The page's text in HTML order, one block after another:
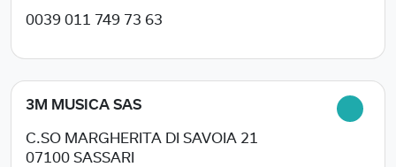
0039 011 749 73 63
3M MUSICA SAS
C.SO MARGHERITA DI SAVOIA 21
07100 SASSARI